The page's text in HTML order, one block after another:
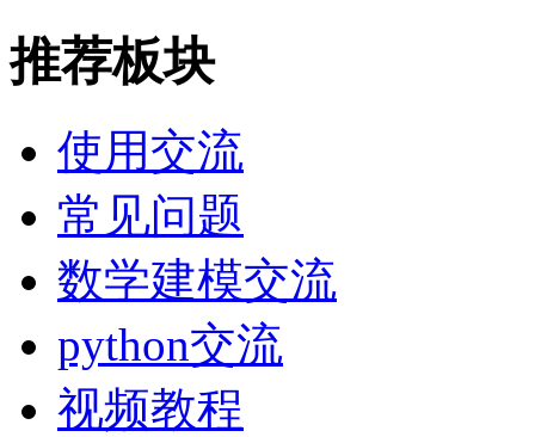
推荐板块
使用交流
常见问题
数学建模交流
python交流
视频教程